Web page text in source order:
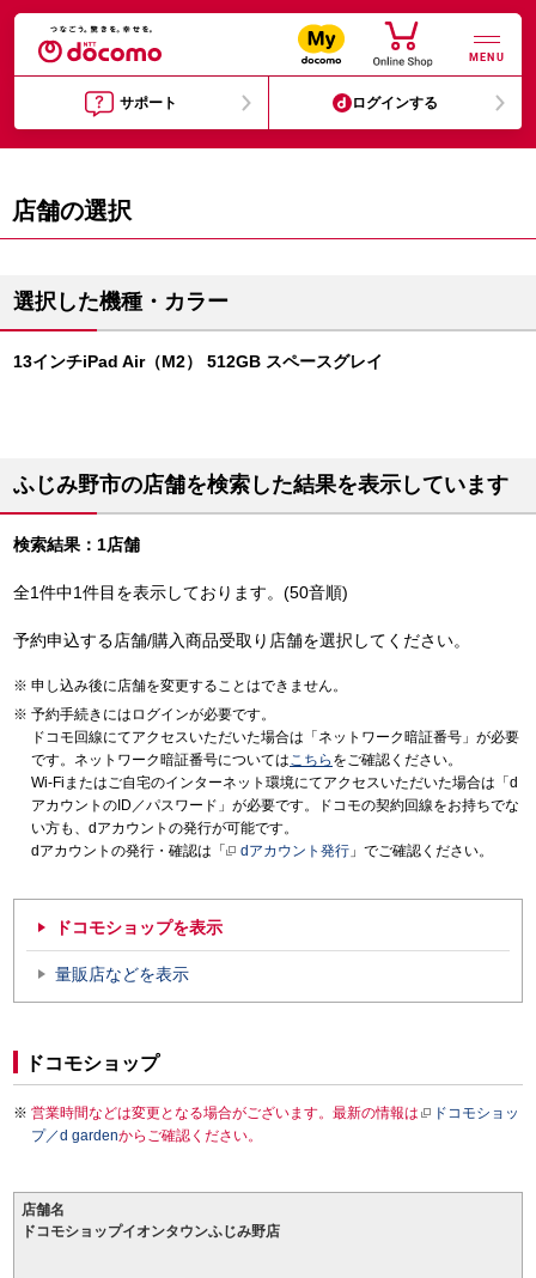
MENU
サポート ログインする
店舗の選択
選択した機種・カラー
13インチiPad Air（M2） 512GB スペースグレイ
ふじみ野市の店舗を検索した結果を表示しています
検索結果：1店舗
全1件中1件目を表示しております。(50音順)
予約申込する店舗/購入商品受取り店舗を選択してください。
申し込み後に店舗を変更することはできません。
予約手続きにはログインが必要です。
ドコモ回線にてアクセスいただいた場合は「ネットワーク暗証番号」が必要
です。ネットワーク暗証番号についてはこちら をご確認ください。
Wi-Fiまたはご自宅のインターネット環境にてアクセスいただいた場合は「d
アカウントのID／パスワード」が必要です。ドコモの契約回線をお持ちでな
い方も、dアカウントの発行が可能です。
dアカウントの発行・確認は「
dアカウント発行 」でご確認ください。
ドコモショップを表示
量販店などを表示
ドコモショップ
営業時間などは変更となる場合がございます。最新の情報は
ドコモショッ
プ／d gardenからご確認ください。
店舗名
ドコモショップイオンタウンふじみ野店